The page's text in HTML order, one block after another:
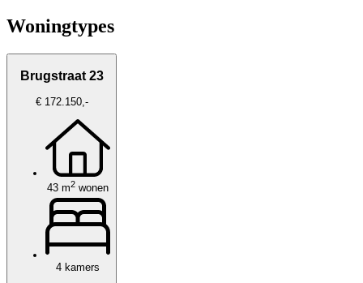
Woningtypes
Brugstraat 23
€ 172.150,-
43 m2 wonen
4 kamers